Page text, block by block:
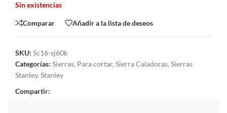
Sin existencias
Comparar Añadir a la lista de deseos
SKU: Sc16-sj60k
Categorías: Sierras, Para cortar, Sierra Caladoras, Sierras
Stanley, Stanley
Compartir: